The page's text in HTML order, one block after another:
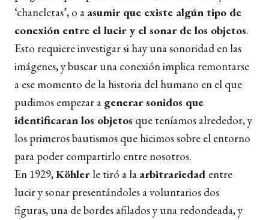
‘chancletas’, o a asumir que existe algún tipo de
conexión entre el lucir y el sonar de los objetos.
Esto requiere investigar si hay una sonoridad en las
imágenes, y buscar una conexión implica remontarse
a ese momento de la historia del humano en el que
pudimos empezar a generar sonidos que
identificaran los objetos que teníamos alrededor, y
los primeros bautismos que hicimos sobre el entorno
para poder compartirlo entre nosotros.
En 1929,Köhler le tiró a la arbitrariedad entre
lucir y sonar presentándoles a voluntarios dos
figuras, una de bordes afilados y una redondeada, y